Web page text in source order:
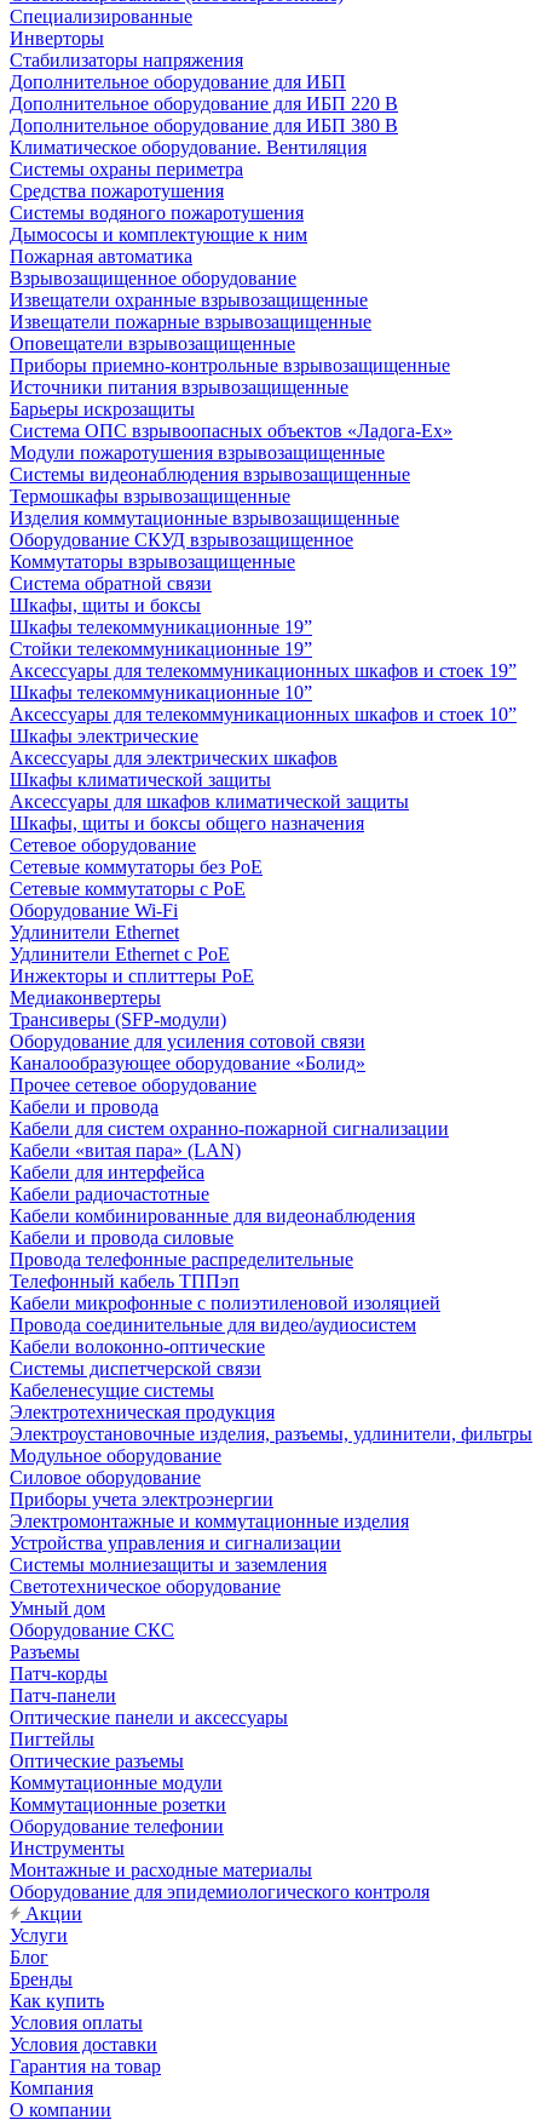
Специализированные
Инверторы
Стабилизаторы напряжения
Дополнительное оборудование для ИБП
Дополнительное оборудование для ИБП 220 В
Дополнительное оборудование для ИБП 380 В
Климатическое оборудование. Вентиляция
Системы охраны периметра
Средства пожаротушения
Системы водяного пожаротушения
Дымососы и комплектующие к ним
Пожарная автоматика
Взрывозащищенное оборудование
Извещатели охранные взрывозащищенные
Извещатели пожарные взрывозащищенные
Оповещатели взрывозащищенные
Приборы приемно-контрольные взрывозащищенные
Источники питания взрывозащищенные
Барьеры искрозащиты
Система ОПС взрывоопасных объектов «Ладога-Ex»
Модули пожаротушения взрывозащищенные
Системы видеонаблюдения взрывозащищенные
Термошкафы взрывозащищенные
Изделия коммутационные взрывозащищенные
Оборудование СКУД взрывозащищенное
Коммутаторы взрывозащищенные
Система обратной связи
Шкафы, щиты и боксы
Шкафы телекоммуникационные 19”
Стойки телекоммуникационные 19”
Аксессуары для телекоммуникационных шкафов и стоек 19”
Шкафы телекоммуникационные 10”
Аксессуары для телекоммуникационных шкафов и стоек 10”
Шкафы электрические
Аксессуары для электрических шкафов
Шкафы климатической защиты
Аксессуары для шкафов климатической защиты
Шкафы, щиты и боксы общего назначения
Сетевое оборудование
Сетевые коммутаторы без PoE
Сетевые коммутаторы с PoE
Оборудование Wi-Fi
Удлинители Ethernet
Удлинители Ethernet с PoE
Инжекторы и сплиттеры PoE
Медиаконвертеры
Трансиверы (SFP-модули)
Оборудование для усиления сотовой связи
Каналообразующее оборудование «Болид»
Прочее сетевое оборудование
Кабели и провода
Кабели для систем охранно-пожарной сигнализации
Кабели «витая пара» (LAN)
Кабели для интерфейса
Кабели радиочастотные
Кабели комбинированные для видеонаблюдения
Кабели и провода силовые
Провода телефонные распределительные
Телефонный кабель ТППэп
Кабели микрофонные с полиэтиленовой изоляцией
Провода соединительные для видео/аудиосистем
Кабели волоконно-оптические
Системы диспетчерской связи
Кабеленесущие системы
Электротехническая продукция
Электроустановочные изделия, разъемы, удлинители, фильтры
Модульное оборудование
Силовое оборудование
Приборы учета электроэнергии
Электромонтажные и коммутационные изделия
Устройства управления и сигнализации
Системы молниезащиты и заземления
Светотехническое оборудование
Умный дом
Оборудование СКС
Разъемы
Патч-корды
Патч-панели
Оптические панели и аксессуары
Пигтейлы
Оптические разъемы
Коммутационные модули
Коммутационные розетки
Оборудование телефонии
Инструменты
Монтажные и расходные материалы
Оборудование для эпидемиологического контроля
Акции
Услуги
Блог
Бренды
Как купить
Условия оплаты
Условия доставки
Гарантия на товар
Компания
О компании